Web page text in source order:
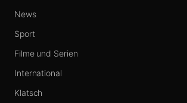
News
Sport
Filme und Serien
International
Klatsch